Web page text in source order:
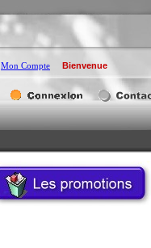
Mon Compte Bienvenue